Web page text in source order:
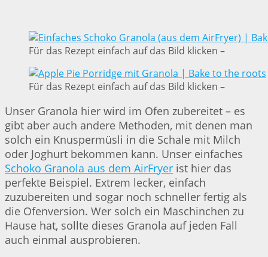
Für das Rezept einfach auf das Bild klicken –
Für das Rezept einfach auf das Bild klicken –
Unser Granola hier wird im Ofen zubereitet – es
gibt aber auch andere Methoden, mit denen man
solch ein Knuspermüsli in die Schale mit Milch
oder Joghurt bekommen kann. Unser einfaches
Schoko Granola aus dem AirFryer ist hier das
perfekte Beispiel. Extrem lecker, einfach
zuzubereiten und sogar noch schneller fertig als
die Ofenversion. Wer solch ein Maschinchen zu
Hause hat, sollte dieses Granola auf jeden Fall
auch einmal ausprobieren.